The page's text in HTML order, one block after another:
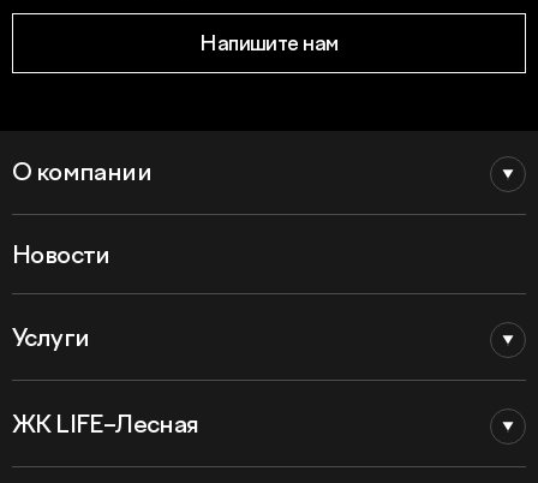
Напишите нам
О компании
Новости
Услуги
ЖК LIFE–Лесная